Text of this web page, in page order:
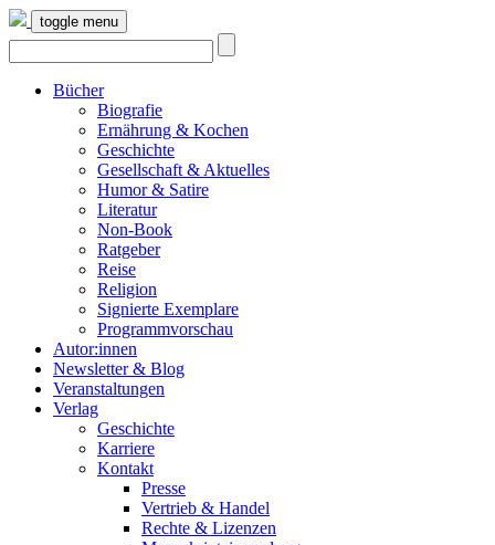
toggle menu
Bücher
Biografie
Ernährung & Kochen
Geschichte
Gesellschaft & Aktuelles
Humor & Satire
Literatur
Non-Book
Ratgeber
Reise
Religion
Signierte Exemplare
Programmvorschau
Autor:innen
Newsletter & Blog
Veranstaltungen
Verlag
Geschichte
Karriere
Kontakt
Presse
Vertrieb & Handel
Rechte & Lizenzen